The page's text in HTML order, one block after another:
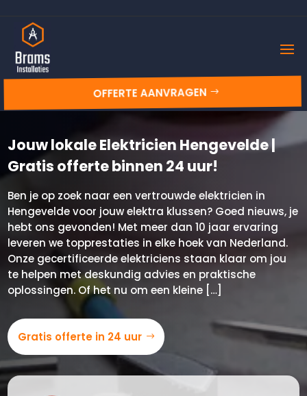
OFFERTE AANVRAGEN
Jouw lokale Elektricien Hengevelde |
Gratis offerte binnen 24 uur!
Ben je op zoek naar een vertrouwde elektricien in
Hengevelde voor jouw elektra klussen? Goed nieuws, je
hebt ons gevonden! Met meer dan 10 jaar ervaring
leveren we topprestaties in elke hoek van Nederland.
Onze gecertificeerde elektriciens staan klaar om jou
te helpen met deskundig advies en praktische
oplossingen. Of het nu om een kleine […]
Gratis offerte in 24 uur